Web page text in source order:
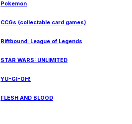
Pokemon
CCGs (collectable card games)
Riftbound: League of Legends
STAR WARS: UNLIMITED
YU-GI-OH!
FLESH AND BLOOD